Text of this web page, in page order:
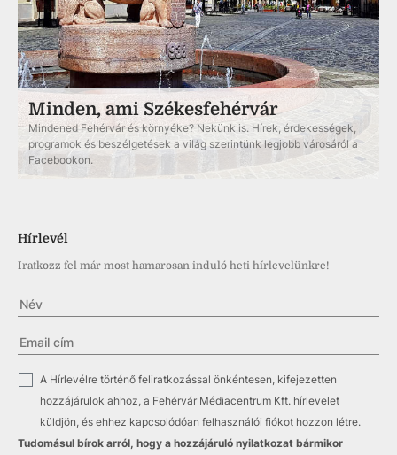
Minden, ami Székesfehérvár
Mindened Fehérvár és környéke? Nekünk is. Hírek, érdekességek,
programok és beszélgetések a világ szerintünk legjobb városáról a
Facebookon.
Hírlevél
Iratkozz fel már most hamarosan induló heti hírlevelünkre!
✓
A Hírlevélre történő feliratkozással önkéntesen, kifejezetten
hozzájárulok ahhoz, a Fehérvár Médiacentrum Kft. hírlevelet
küldjön, és ehhez kapcsolódóan felhasználói fiókot hozzon létre.
Tudomásul bírok arról, hogy a hozzájáruló nyilatkozat bármikor